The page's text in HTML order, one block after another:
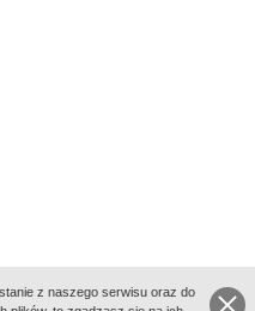
z naszego serwisu oraz do